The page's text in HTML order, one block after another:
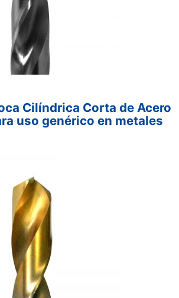
Cilíndrica Corta de Acero
uso genérico en metales